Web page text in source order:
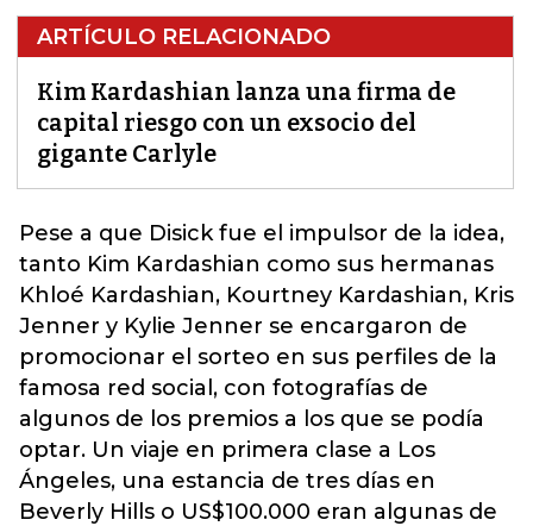
ARTÍCULO RELACIONADO
Kim Kardashian lanza una firma de
capital riesgo con un exsocio del
gigante Carlyle
Pese a que Disick fue el impulsor de la idea,
tanto Kim Kardashian como sus hermanas
Khloé Kardashian, Kourtney Kardashian, Kris
Jenner y Kylie Jenner se encargaron de
promocionar el sorteo en sus perfiles de la
famosa red social, con fotografías de
algunos de los premios a los que se podía
optar. Un viaje en primera clase a Los
Ángeles, una estancia de tres días en
Beverly Hills o US$100.000 eran algunas de